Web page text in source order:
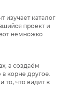
изучает каталог
проект и
немножко
а создаём
корне другое.
то, что видит в